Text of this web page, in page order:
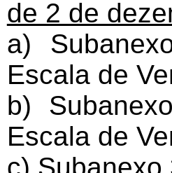
de 2 de
a)
Escala de
b)
Escala de
c) Subanexo